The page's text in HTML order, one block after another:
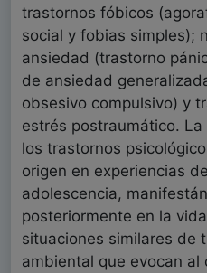
trastornos fóbicos
social y fobias simples);
ansiedad (trastorno
de ansiedad
obsesivo compulsivo) y
estrés postraumático. La
los trastornos
origen en experiencias
adolescencia,
posteriormente en la
situaciones similares de
ambiental que evocan al